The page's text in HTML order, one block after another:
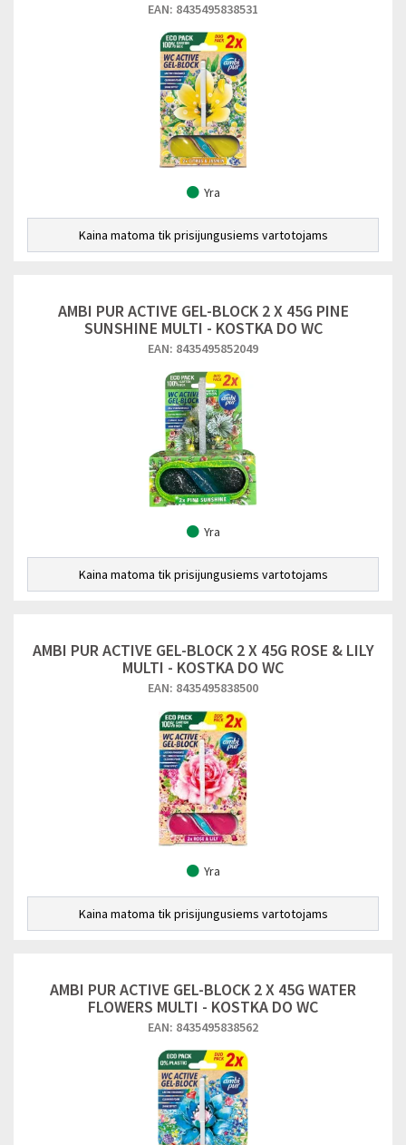
EAN: 8435495838531
Yra
Kaina matoma tik prisijungusiems vartotojams
AMBI PUR ACTIVE GEL-BLOCK 2 X 45G PINE
SUNSHINE MULTI - KOSTKA DO WC
EAN: 8435495852049
Yra
Kaina matoma tik prisijungusiems vartotojams
AMBI PUR ACTIVE GEL-BLOCK 2 X 45G ROSE & LILY
MULTI - KOSTKA DO WC
EAN: 8435495838500
Yra
Kaina matoma tik prisijungusiems vartotojams
AMBI PUR ACTIVE GEL-BLOCK 2 X 45G WATER
FLOWERS MULTI - KOSTKA DO WC
EAN: 8435495838562